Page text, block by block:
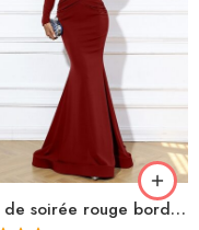
Robe de soirée rouge bordeaux longue sirène col v manches longues